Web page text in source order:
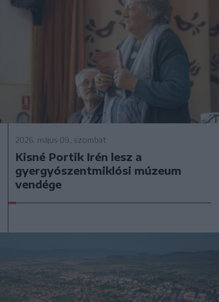
2026. május 09., szombat
Kisné Portik Irén lesz a
gyergyószentmiklósi múzeum
vendége